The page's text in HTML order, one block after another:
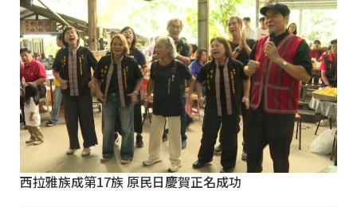
西拉雅族成第17族 原民日慶賀正名成功